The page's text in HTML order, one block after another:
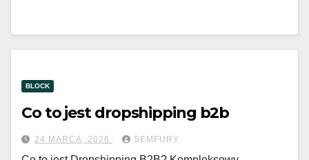
BLOCK
Co to jest dropshipping b2b
24 MARCA, 2026 SEMFURY